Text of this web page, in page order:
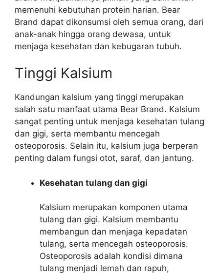
memenuhi kebutuhan protein harian. Bear
Brand dapat dikonsumsi oleh semua orang, dari
anak-anak hingga orang dewasa, untuk
menjaga kesehatan dan kebugaran tubuh.
Tinggi Kalsium
Kandungan kalsium yang tinggi merupakan
salah satu manfaat utama Bear Brand. Kalsium
sangat penting untuk menjaga kesehatan tulang
dan gigi, serta membantu mencegah
osteoporosis. Selain itu, kalsium juga berperan
penting dalam fungsi otot, saraf, dan jantung.
Kesehatan tulang dan gigi
Kalsium merupakan komponen utama
tulang dan gigi. Kalsium membantu
membangun dan menjaga kepadatan
tulang, serta mencegah osteoporosis.
Osteoporosis adalah kondisi dimana
tulang menjadi lemah dan rapuh,